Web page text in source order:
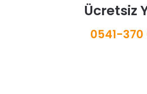
Ücretsiz
0541-